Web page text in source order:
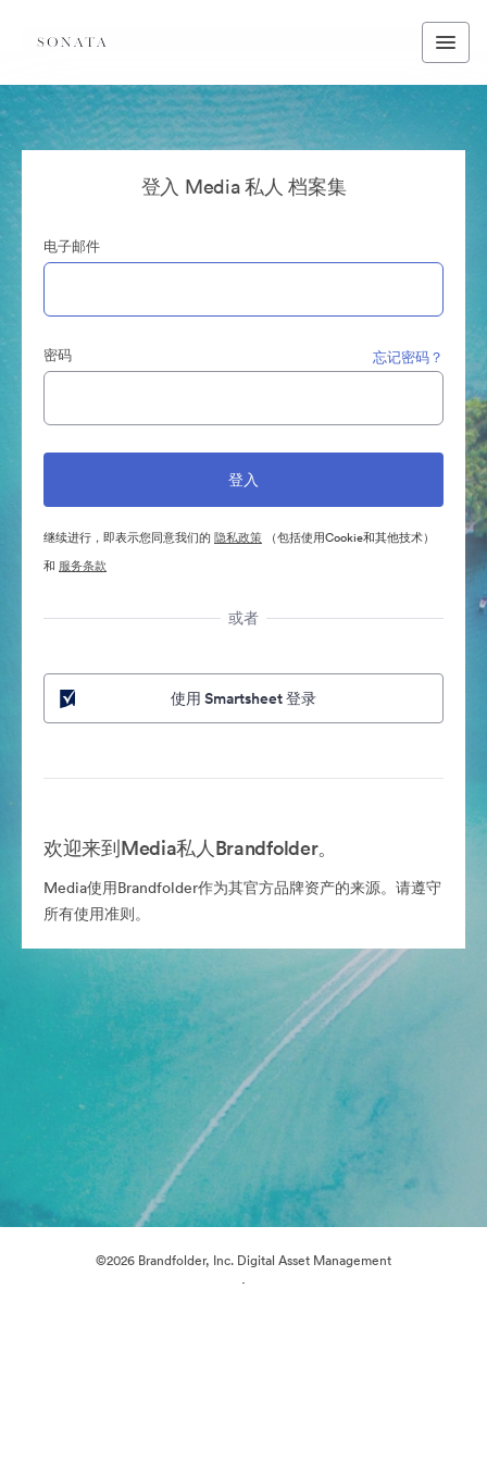
登入 Media 私人 档案集
电子邮件
密码 忘记密码？
继续进行，即表示您同意我们的 隐私政策 （包括使用Cookie和其他技术）
和 服务条款
或者
使用 Smartsheet 登录
欢迎来到Media私人Brandfolder。
Media使用Brandfolder作为其官方品牌资产的来源。请遵守
所有使用准则。
©2026 Brandfolder, Inc. Digital Asset Management
·